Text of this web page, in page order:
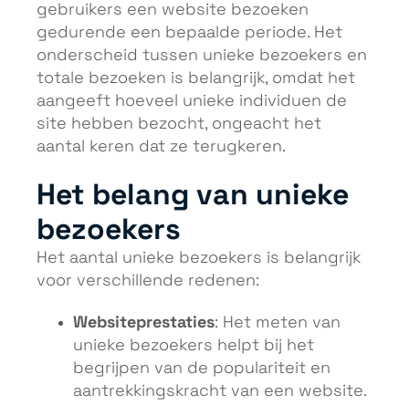
gebruikers een website bezoeken
gedurende een bepaalde periode. Het
onderscheid tussen unieke bezoekers en
totale bezoeken is belangrijk, omdat het
aangeeft hoeveel unieke individuen de
site hebben bezocht, ongeacht het
aantal keren dat ze terugkeren.
Het belang van unieke
bezoekers
Het aantal unieke bezoekers is belangrijk
voor verschillende redenen:
Websiteprestaties: Het meten van
unieke bezoekers helpt bij het
begrijpen van de populariteit en
aantrekkingskracht van een website.